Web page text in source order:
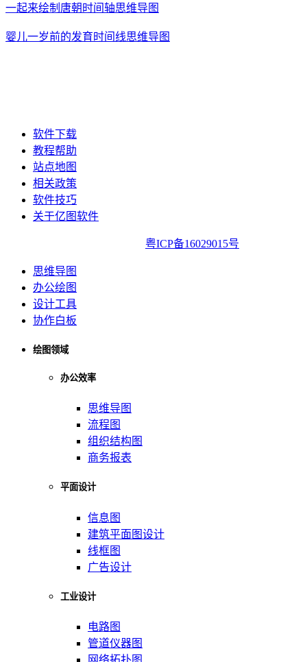
一起来绘制唐朝时间轴思维导图
婴儿一岁前的发育时间线思维导图
软件下载
教程帮助
站点地图
相关政策
软件技巧
关于亿图软件
粤ICP备16029015号
思维导图
办公绘图
设计工具
协作白板
绘图领域
办公效率
思维导图
流程图
组织结构图
商务报表
平面设计
信息图
建筑平面图设计
线框图
广告设计
工业设计
电路图
管道仪器图
网络拓扑图